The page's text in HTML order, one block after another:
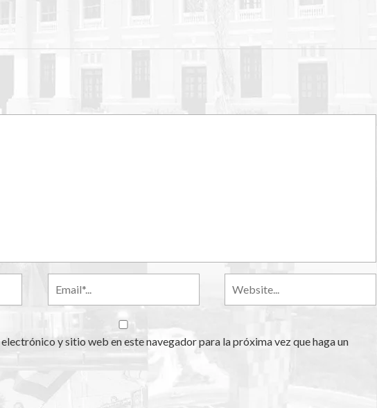
y sitio web en este navegador para la próxima vez que haga un